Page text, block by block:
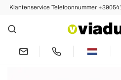
Klantenservice Telefoonnummer
Vaste
onderstel Made in